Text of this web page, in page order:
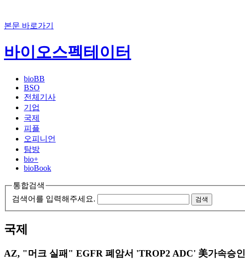
본문 바로가기
바이오스펙테이터
bioBB
BSO
전체기사
기업
국제
피플
오피니언
탐방
bio+
bioBook
통합검색
검색어를 입력해주세요.
검색
국제
AZ, "머크 실패" EGFR 폐암서 'TROP2 ADC' 美가속승인